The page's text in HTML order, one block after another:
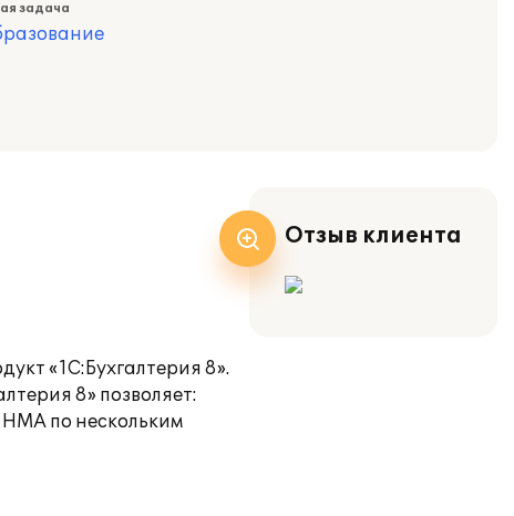
задача
«1С:Бухгалтерия 8».
8» позволяет:
НМА по нескольким
Отзыв клиента